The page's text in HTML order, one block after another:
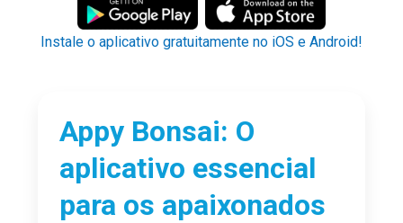
Italiano
日本語
Русский
Instale o aplicativo gratuitamente no iOS e Android!
Appy Bonsai: O
aplicativo essencial
para os apaixonados